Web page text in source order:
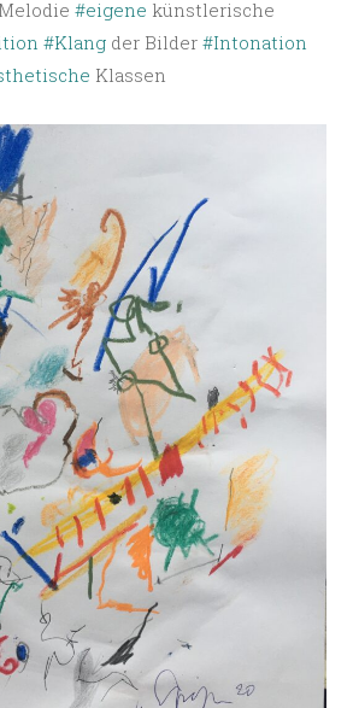
#eigene künstlerische
#Klang der Bilder #Intonation
Klassen